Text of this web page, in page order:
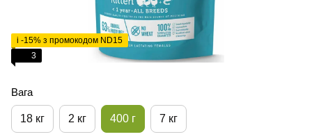
і -15% з промокодом ND15
3
Вага
18 кг 2 кг 400 г 7 кг